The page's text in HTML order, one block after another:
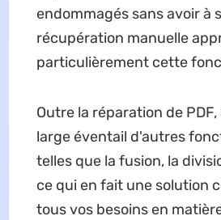
endommagés sans avoir à
récupération manuelle
particulièrement cette
Outre la réparation de
large éventail d'autres
telles que la fusion, la
ce qui en fait une solution
tous vos besoins en